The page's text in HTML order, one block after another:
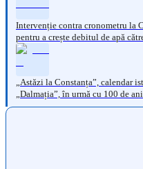
Intervenție contra cronometru la
pentru a crește debitul de apă
„Astăzi la Constanța”, calendar
„Dalmația”, în urmă cu 100 de ani